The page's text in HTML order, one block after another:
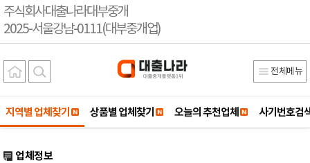
주식회사대출나라대부중개
2025-서울강남-0111(대부중개업)
전체메뉴
지역별 업체찾기 상품별 업체찾기 오늘의 추천업체 사기번호검
업체정보